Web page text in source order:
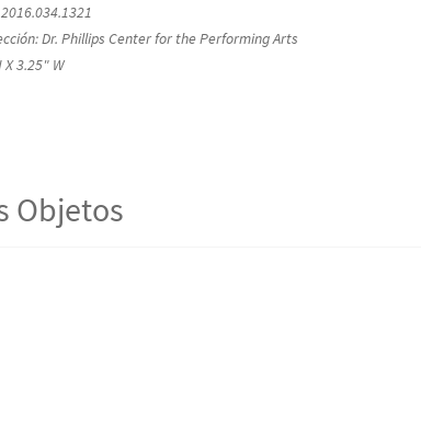
Dr. Phillips Center for the Performing Arts
3.25" W
Objetos